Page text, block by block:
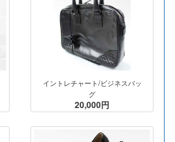
イントレチャート/ビジネスバッ
グ
20,000円